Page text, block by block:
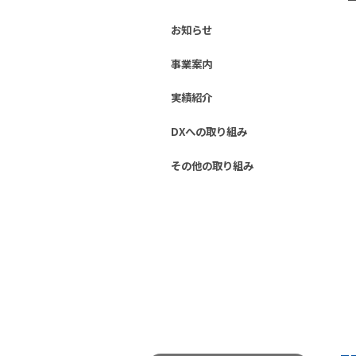
お知らせ
事業案内
実績紹介
DXへの取り組み
その他の取り組み